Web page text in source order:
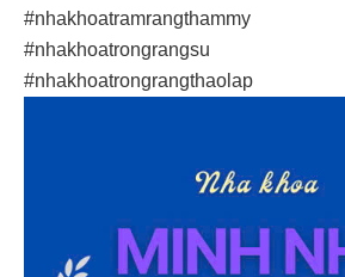
#nhakhoatramrangthammy
#nhakhoatrongrangsu
#nhakhoatrongrangthaolap